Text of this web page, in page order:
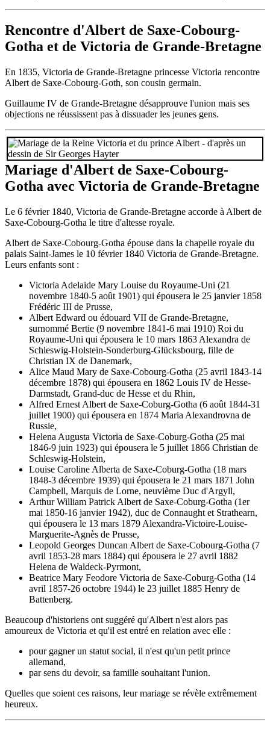
Rencontre d'Albert de Saxe-Cobourg-
Gotha et de Victoria de Grande-Bretagne
En 1835, Victoria de Grande-Bretagne princesse Victoria rencontre
Albert de Saxe-Cobourg-Goth, son cousin germain.
Guillaume IV de Grande-Bretagne désapprouve l'union mais ses
objections ne réussissent pas à dissuader les jeunes gens.
Mariage d'Albert de Saxe-Cobourg-
Gotha avec Victoria de Grande-Bretagne
Le 6 février 1840, Victoria de Grande-Bretagne accorde à Albert de
Saxe-Cobourg-Gotha le titre d'altesse royale.
Albert de Saxe-Cobourg-Gotha épouse dans la chapelle royale du
palais Saint-James le 10 février 1840 Victoria de Grande-Bretagne.
Leurs enfants sont :
Victoria Adelaide Mary Louise du Royaume-Uni (21
novembre 1840-5 août 1901) qui épousera le 25 janvier 1858
Frédéric III de Prusse,
Albert Edward ou édouard VII de Grande-Bretagne,
surnommé Bertie (9 novembre 1841-6 mai 1910) Roi du
Royaume-Uni qui épousera le 10 mars 1863 Alexandra de
Schleswig-Holstein-Sonderburg-Glücksbourg, fille de
Christian IX de Danemark,
Alice Maud Mary de Saxe-Cobourg-Gotha (25 avril 1843-14
décembre 1878) qui épousera en 1862 Louis IV de Hesse-
Darmstadt, Grand-duc de Hesse et du Rhin,
Alfred Ernest Albert de Saxe-Coburg-Gotha (6 août 1844-31
juillet 1900) qui épousera en 1874 Maria Alexandrovna de
Russie,
Helena Augusta Victoria de Saxe-Coburg-Gotha (25 mai
1846-9 juin 1923) qui épousera le 5 juillet 1866 Christian de
Schleswig-Holstein,
Louise Caroline Alberta de Saxe-Coburg-Gotha (18 mars
1848-3 décembre 1939) qui épousera le 21 mars 1871 John
Campbell, Marquis de Lorne, neuvième Duc d'Argyll,
Arthur William Patrick Albert de Saxe-Coburg-Gotha (1er
mai 1850-16 janvier 1942), duc de Connaught et Strathearn,
qui épousera le 13 mars 1879 Alexandra-Victoire-Louise-
Marguerite-Agnès de Prusse,
Leopold Georges Duncan Albert de Saxe-Cobourg-Gotha (7
avril 1853-28 mars 1884) qui épousera le 27 avril 1882
Helena de Waldeck-Pyrmont,
Beatrice Mary Feodore Victoria de Saxe-Coburg-Gotha (14
avril 1857-26 octobre 1944) le 23 juillet 1885 Henry de
Battenberg.
Beaucoup d'historiens ont suggéré qu'Albert n'est alors pas
amoureux de Victoria et qu'il est entré en relation avec elle :
pour gagner un statut social, il n'est qu'un petit prince
allemand,
par sens du devoir, sa famille souhaitant l'union.
Quelles que soient ces raisons, leur mariage se révèle extrêmement
heureux.